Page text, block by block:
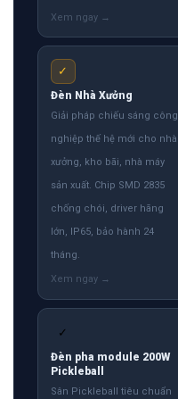
✓
Đèn Nhà Xưởng
Giải pháp chiếu sáng công
nghiệp thế hệ mới cho nhà
xưởng, kho bãi, nhà máy
sản xuất. Chip SMD 2835
chống chói, driver hãng
lớn, IP65, bảo hành 24
tháng.
✓
Đèn pha module 200W
Pickleball
Sân Pickleball tiêu chuẩn